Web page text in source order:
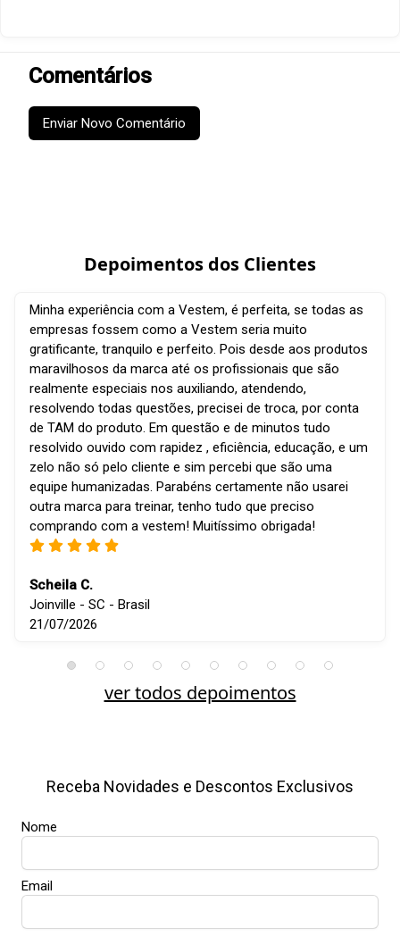
Comentários
Enviar Novo Comentário
Depoimentos dos Clientes
Minha experiência com a Vestem, é perfeita, se todas as
empresas fossem como a Vestem seria muito
gratificante, tranquilo e perfeito. Pois desde aos produtos
maravilhosos da marca até os profissionais que são
realmente especiais nos auxiliando, atendendo,
resolvendo todas questões, precisei de troca, por conta
de TAM do produto. Em questão e de minutos tudo
resolvido ouvido com rapidez , eficiência, educação, e um
zelo não só pelo cliente e sim percebi que são uma
equipe humanizadas. Parabéns certamente não usarei
outra marca para treinar, tenho tudo que preciso
comprando com a vestem! Muitíssimo obrigada!
Scheila C.
Joinville - SC - Brasil
21/07/2026
ver todos depoimentos
Receba Novidades e Descontos Exclusivos
Nome
Email